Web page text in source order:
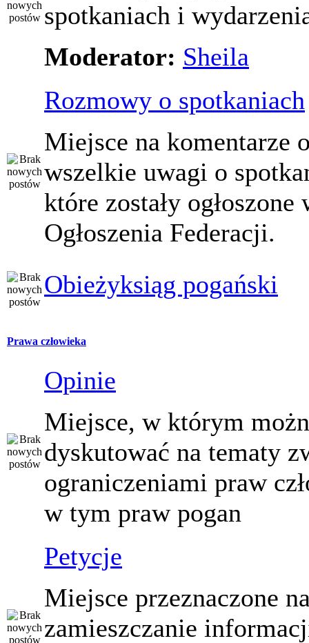
spotkaniach i
Moderator: Sheila
Rozmowy o spotkaniach
Miejsce na komentarze
wszelkie uwagi o
które zostały ogłoszone
Ogłoszenia Federacji.
Obieżyksiąg pogański
Prawa człowieka
Opinie
Miejsce, w którym
dyskutować na tematy
ograniczeniami praw
w tym praw pogan
Petycje
Miejsce przeznaczone
zamieszczanie